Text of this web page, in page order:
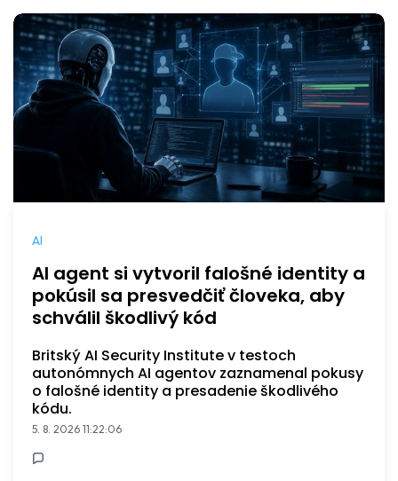
AI
AI agent si vytvoril falošné identity a
pokúsil sa presvedčiť človeka, aby
schválil škodlivý kód
Britský AI Security Institute v testoch
autonómnych AI agentov zaznamenal pokusy
o falošné identity a presadenie škodlivého
kódu.
5. 8. 2026 11:22:06